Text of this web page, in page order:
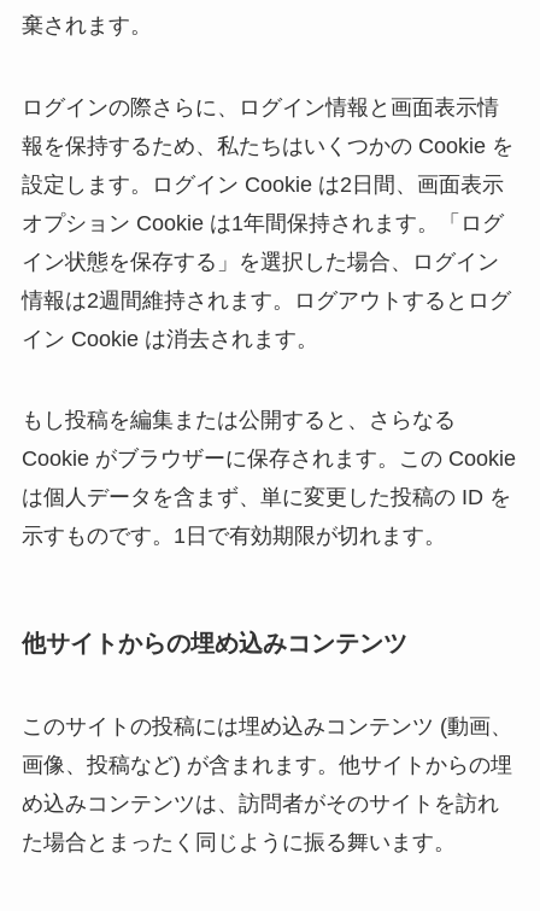
棄されます。
ログインの際さらに、ログイン情報と画面表示情
報を保持するため、私たちはいくつかの Cookie を
設定します。ログイン Cookie は2日間、画面表示
オプション Cookie は1年間保持されます。「ログ
イン状態を保存する」を選択した場合、ログイン
情報は2週間維持されます。ログアウトするとログ
イン Cookie は消去されます。
もし投稿を編集または公開すると、さらなる
Cookie がブラウザーに保存されます。この Cookie
は個人データを含まず、単に変更した投稿の ID を
示すものです。1日で有効期限が切れます。
他サイトからの埋め込みコンテンツ
このサイトの投稿には埋め込みコンテンツ (動画、
画像、投稿など) が含まれます。他サイトからの埋
め込みコンテンツは、訪問者がそのサイトを訪れ
た場合とまったく同じように振る舞います。